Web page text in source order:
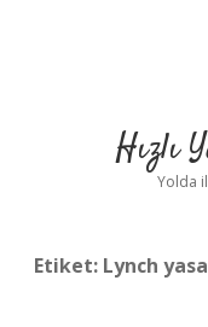
Hızlı
Yolda
Etiket: Lynch